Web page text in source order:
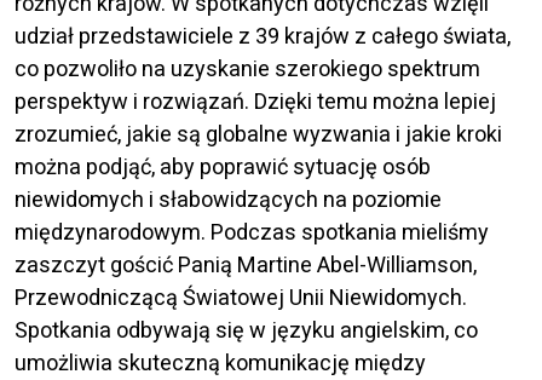
udział przedstawiciele z 39 krajów z całego świata,
co pozwoliło na uzyskanie szerokiego spektrum
perspektyw i rozwiązań. Dzięki temu można lepiej
zrozumieć, jakie są globalne wyzwania i jakie kroki
można podjąć, aby poprawić sytuację osób
niewidomych i słabowidzących na poziomie
międzynarodowym. Podczas spotkania mieliśmy
zaszczyt gościć Panią Martine Abel-Williamson,
Przewodniczącą Światowej Unii Niewidomych.
Spotkania odbywają się w języku angielskim, co
umożliwia skuteczną komunikację między